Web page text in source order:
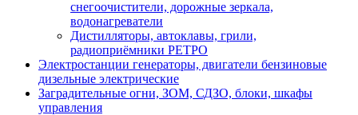
снегоочистители, дорожные зеркала,
водонагреватели
Дистилляторы, автоклавы, грили,
радиоприёмники РЕТРО
Электростанции генераторы, двигатели бензиновые
дизельные электрические
Заградительные огни, ЗОМ, СДЗО, блоки, шкафы
управления